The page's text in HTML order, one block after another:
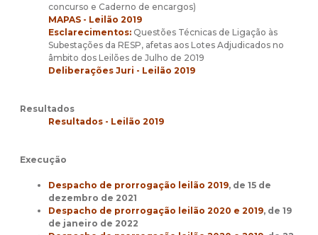
concurso e Caderno de encargos)
MAPAS - Leilão 2019
Esclarecimentos: Questões Técnicas de Ligação às
Subestações da RESP, afetas aos Lotes Adjudicados no
âmbito dos Leilões de Julho de 2019
Deliberações Juri - Leilão 2019
Resultados
Resultados - Leilão 2019
Execução
Despacho de prorrogação leilão 2019, de 15 de
dezembro de 2021
Despacho de prorrogação leilão 2020 e 2019, de 19
de janeiro de 2022